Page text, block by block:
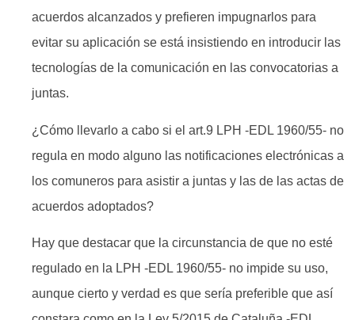
acuerdos alcanzados y prefieren impugnarlos para
evitar su aplicación se está insistiendo en introducir las
tecnologías de la comunicación en las convocatorias a
juntas.
¿Cómo llevarlo a cabo si el art.9 LPH -EDL 1960/55- no
regula en modo alguno las notificaciones electrónicas a
los comuneros para asistir a juntas y las de las actas de
acuerdos adoptados?
Hay que destacar que la circunstancia de que no esté
regulado en la LPH -EDL 1960/55- no impide su uso,
aunque cierto y verdad es que sería preferible que así